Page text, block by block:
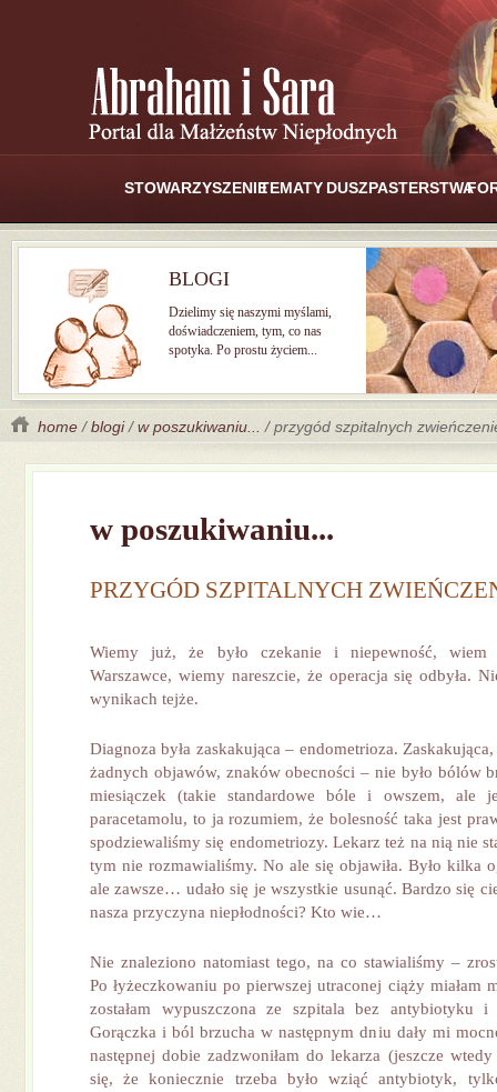
STOWARZYSZENIETEMATY DUSZPASTERSTWA
BLOGI
Dzielimy się naszymi myślami,
doświadczeniem, tym, co nas
spotyka. Po prostu życiem...
home /blogi/w poszukiwaniu... / przygód szpitalnych
w poszukiwaniu...
PRZYGÓD SZPITALNYCH
Wiemy już, że było czekanie i niepewność,
Warszawce, wiemy nareszcie, że operacja się odbyła.
wynikach tejże.
Diagnoza była zaskakująca – endometrioza.
żadnych objawów, znaków obecności – nie było bólów
miesiączek (takie standardowe bóle i owszem, ale
paracetamolu, to ja rozumiem, że bolesność taka jest
spodziewaliśmy się endometriozy. Lekarz też na nią nie
tym nie rozmawialiśmy. No ale się objawiła. Było kilka
ale zawsze… udało się je wszystkie usunąć. Bardzo się
nasza przyczyna niepłodności? Kto wie…
Nie znaleziono natomiast tego, na co stawialiśmy –
Po łyżeczkowaniu po pierwszej utraconej ciąży miałam
zostałam wypuszczona ze szpitala bez antybiotyku
Gorączka i ból brzucha w następnym dniu dały mi
następnej dobie zadzwoniłam do lekarza (jeszcze
się, że koniecznie trzeba było wziąć antybiotyk,